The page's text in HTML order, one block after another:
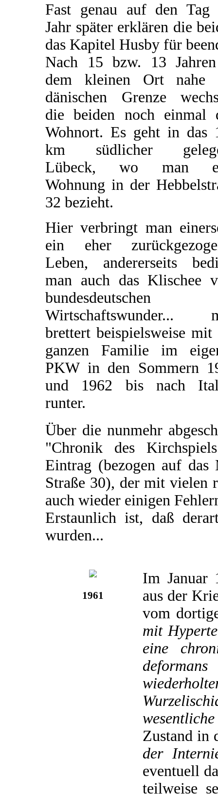
Fast genau auf den Tag
Jahr später erklären die
das Kapitel Husby für
Nach 15 bzw. 13
dem kleinen Ort nahe
dänischen Grenze
die beiden noch einmal
Wohnort. Es geht in das
km südlicher
Lübeck, wo man
Wohnung in der
32 bezieht.
Hier verbringt man
ein eher
Leben, andererseits
man auch das Klischee
bundesdeutschen
Wirtschaftswunder...
brettert beispielsweise mit
ganzen Familie im
PKW in den Sommern
und 1962 bis nach
runter.
Über die nunmehr
"Chronik des
Eintrag (bezogen auf
Straße 30), der mit vielen
auch wieder einigen
Erstaunlich ist, daß
wurden...
1961
Im Januar
aus der
vom
mit
eine
Zustand in
der
eventuell
teilweise